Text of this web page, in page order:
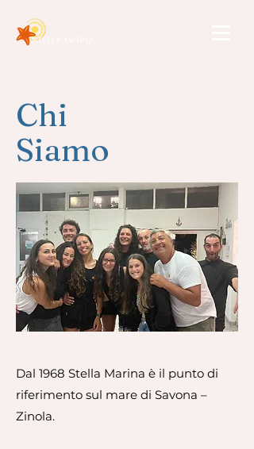
Chi
Siamo
Dal 1968 Stella Marina è il punto di
riferimento sul mare di Savona –
Zinola.